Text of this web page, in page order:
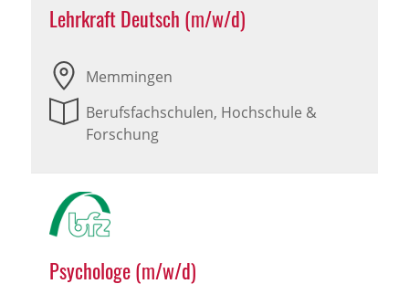
Lehrkraft Deutsch (m/w/d)
Memmingen
Berufsfachschulen, Hochschule &
Forschung
Psychologe (m/w/d)